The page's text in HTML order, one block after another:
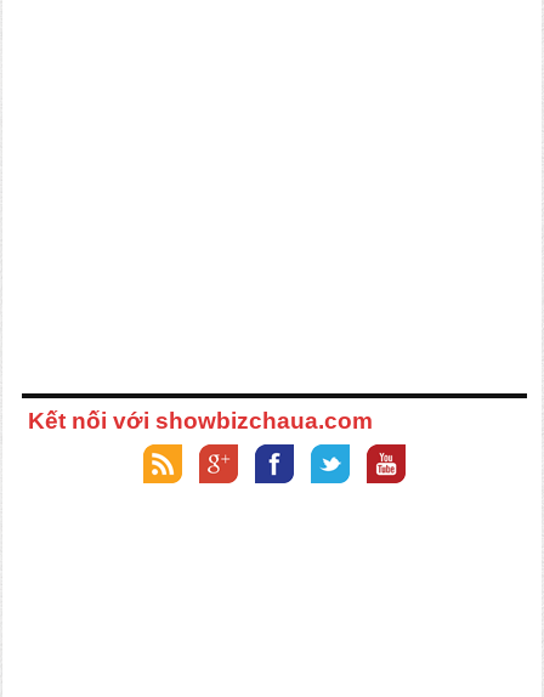
Kết nối với showbizchaua.com